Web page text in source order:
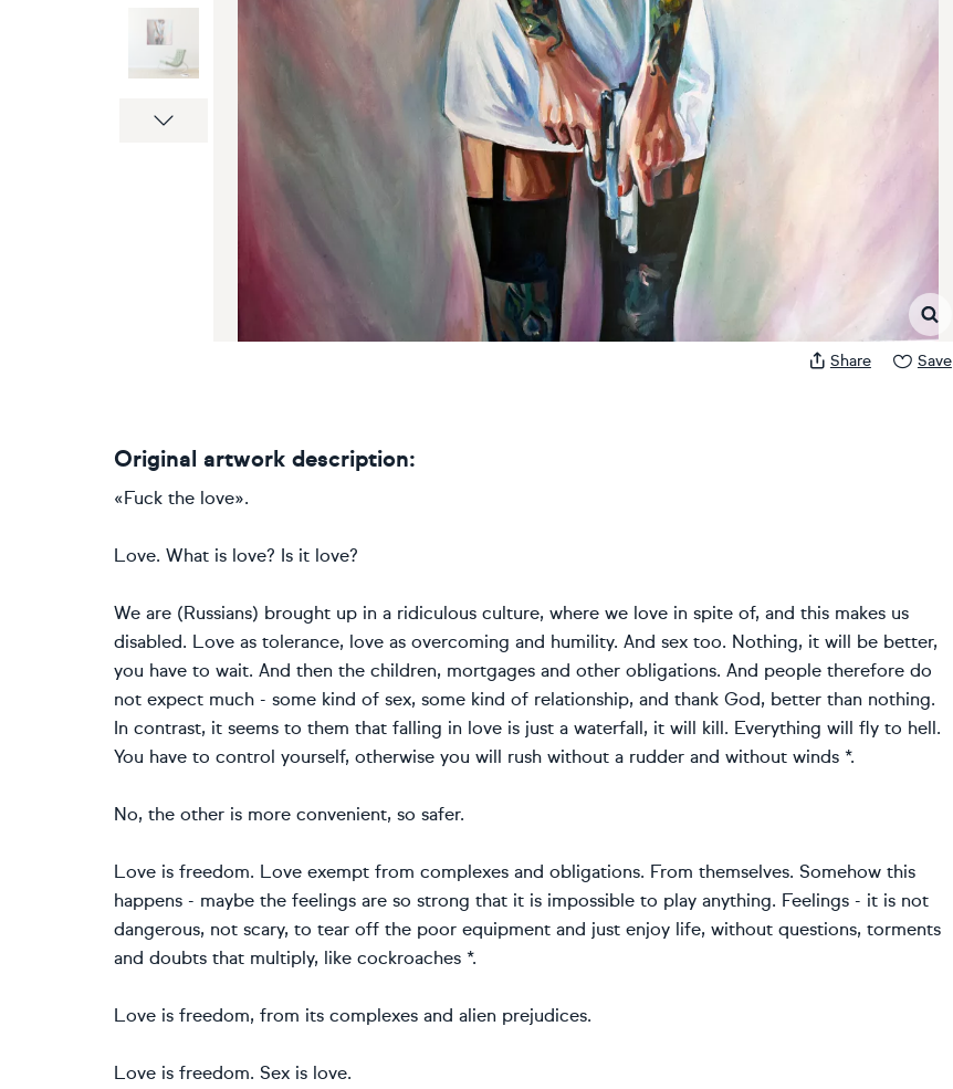
Share Save
Original artwork description:
«Fuck the love».
Love. What is love? Is it love?
We are (Russians) brought up in a ridiculous culture, where we love in spite of, and this makes us
disabled. Love as tolerance, love as overcoming and humility. And sex too. Nothing, it will be better,
you have to wait. And then the children, mortgages and other obligations. And people therefore do
not expect much - some kind of sex, some kind of relationship, and thank God, better than nothing.
In contrast, it seems to them that falling in love is just a waterfall, it will kill. Everything will fly to hell.
You have to control yourself, otherwise you will rush without a rudder and without winds *.
No, the other is more convenient, so safer.
Love is freedom. Love exempt from complexes and obligations. From themselves. Somehow this
happens - maybe the feelings are so strong that it is impossible to play anything. Feelings - it is not
dangerous, not scary, to tear off the poor equipment and just enjoy life, without questions, torments
and doubts that multiply, like cockroaches *.
Love is freedom, from its complexes and alien prejudices.
Love is freedom. Sex is love.